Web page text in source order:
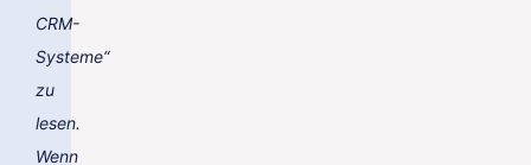
CRM-
Systeme“
zu
lesen.
Wenn